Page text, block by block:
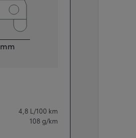
mm
4,8 L/100 km
108 g/km